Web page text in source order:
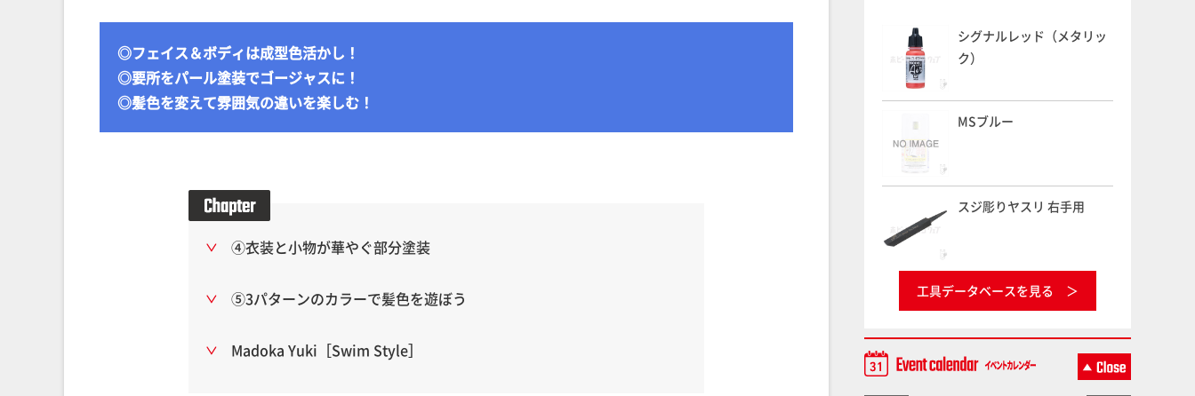
◎フェイス＆ボディは成型色活かし！
◎要所をパール塗装でゴージャスに！
◎髪色を変えて雰囲気の違いを楽しむ！
④衣装と小物が華やぐ部分塗装
⑤3パターンのカラーで髪色を遊ぼう
Madoka Yuki［Swim Style］
シグナルレッド（メタリッ
ク）
MSブルー
スジ彫りヤスリ 右手用
工具データベースを見る